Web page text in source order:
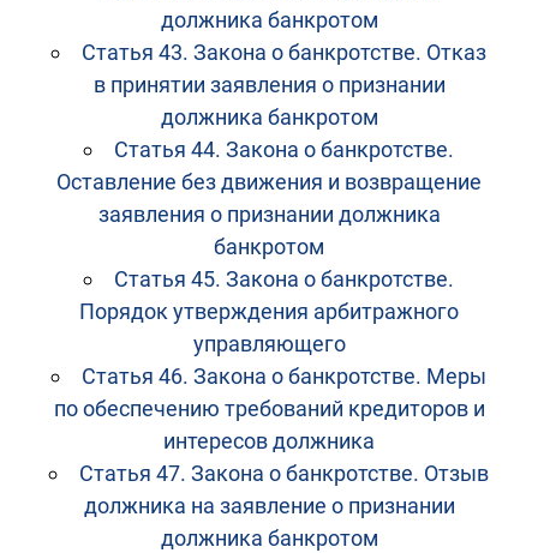
должника банкротом
Статья 43. Закона о банкротстве. Отказ
в принятии заявления о признании
должника банкротом
Статья 44. Закона о банкротстве.
Оставление без движения и возвращение
заявления о признании должника
банкротом
Статья 45. Закона о банкротстве.
Порядок утверждения арбитражного
управляющего
Статья 46. Закона о банкротстве. Меры
по обеспечению требований кредиторов и
интересов должника
Статья 47. Закона о банкротстве. Отзыв
должника на заявление о признании
должника банкротом